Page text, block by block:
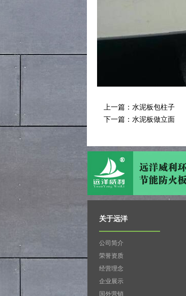
上一篇：水泥板包柱子
下一篇：水泥板做立面
关于远洋
公司简介
荣誉资质
经营理念
企业展示
国外营销